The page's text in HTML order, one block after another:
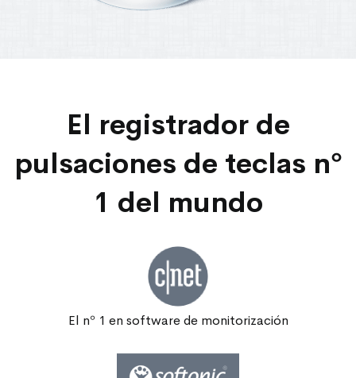
El registrador de
pulsaciones de teclas nº
1 del mundo
El nº 1 en software de monitorización